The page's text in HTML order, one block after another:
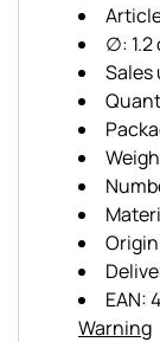
∅: 1.2
EAN:
Warning